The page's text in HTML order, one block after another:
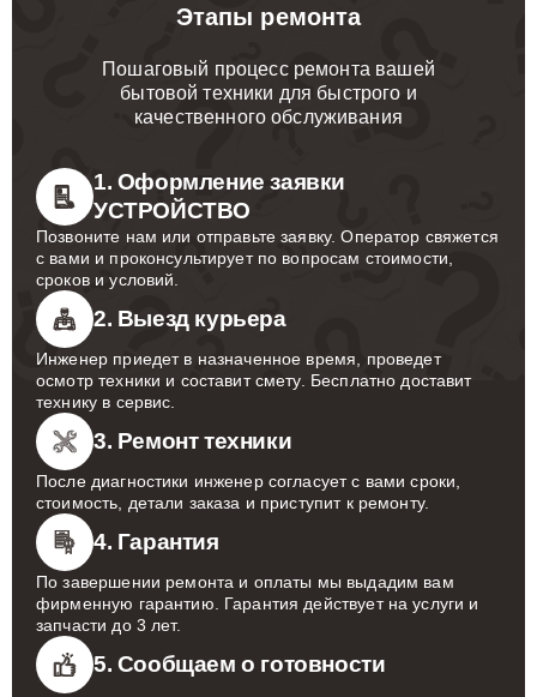
Этапы ремонта
Пошаговый процесс ремонта вашей
бытовой техники для быстрого и
качественного обслуживания
1. Оформление заявки
УСТРОЙСТВО
Позвоните нам или отправьте заявку. Оператор свяжется
с вами и проконсультирует по вопросам стоимости,
сроков и условий.
2. Выезд курьера
Инженер приедет в назначенное время, проведет
осмотр техники и составит смету. Бесплатно доставит
технику в сервис.
3. Ремонт техники
После диагностики инженер согласует с вами сроки,
стоимость, детали заказа и приступит к ремонту.
4. Гарантия
По завершении ремонта и оплаты мы выдадим вам
фирменную гарантию. Гарантия действует на услуги и
запчасти до 3 лет.
5. Сообщаем о готовности